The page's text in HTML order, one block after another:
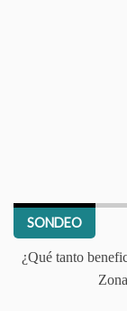
SONDEO
¿Qué tanto